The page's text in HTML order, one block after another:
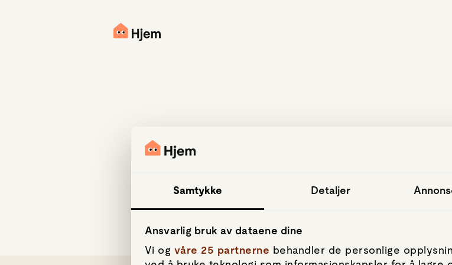
Samtykke Detaljer
Ansvarlig bruk av dataene dine
Vi og våre 25 partnerne behandler de personlige